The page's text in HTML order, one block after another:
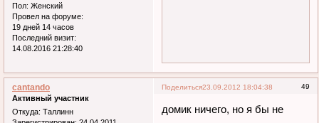
Пол: Женский
Провел на форуме:
19 дней 14 часов
Последний визит:
14.08.2016 21:28:40
Поделиться 49
23.09.2012 18:04:38
cantando
Активный участник
Откуда: Таллинн
домик ничего, но я бы не